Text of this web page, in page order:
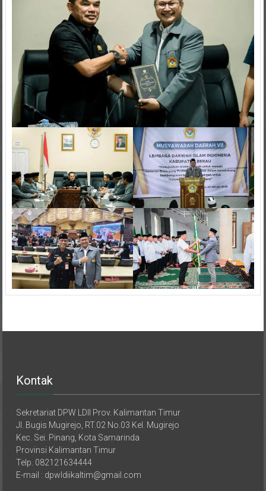
Jl. Bugis Mugirejo, RT.02 No.03 Kel. Mugirejo
Kec. Sei. Pinang, Kota Samarinda
Provinsi Kalimantan Timur
Telp. 082121634444
E-mail : dpwldiikaltim@gmail.com